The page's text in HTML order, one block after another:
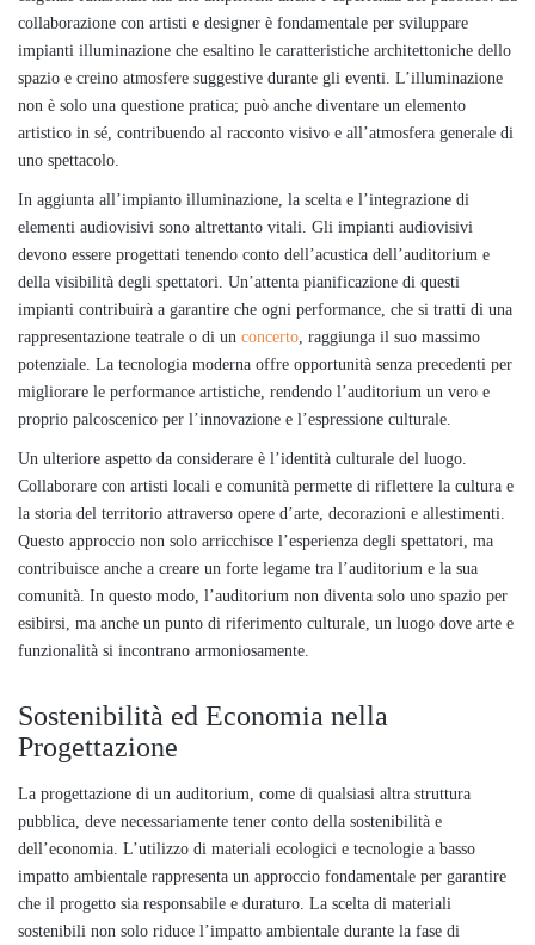
collaborazione con artisti e designer è fondamentale per sviluppare
impianti illuminazione che esaltino le caratteristiche architettoniche dello
spazio e creino atmosfere suggestive durante gli eventi. L’illuminazione
non è solo una questione pratica; può anche diventare un elemento
artistico in sé, contribuendo al racconto visivo e all’atmosfera generale di
uno spettacolo.
In aggiunta all’impianto illuminazione, la scelta e l’integrazione di
elementi audiovisivi sono altrettanto vitali. Gli impianti audiovisivi
devono essere progettati tenendo conto dell’acustica dell’auditorium e
della visibilità degli spettatori. Un’attenta pianificazione di questi
impianti contribuirà a garantire che ogni performance, che si tratti di una
rappresentazione teatrale o di un concerto, raggiunga il suo massimo
potenziale. La tecnologia moderna offre opportunità senza precedenti per
migliorare le performance artistiche, rendendo l’auditorium un vero e
proprio palcoscenico per l’innovazione e l’espressione culturale.
Un ulteriore aspetto da considerare è l’identità culturale del luogo.
Collaborare con artisti locali e comunità permette di riflettere la cultura e
la storia del territorio attraverso opere d’arte, decorazioni e allestimenti.
Questo approccio non solo arricchisce l’esperienza degli spettatori, ma
contribuisce anche a creare un forte legame tra l’auditorium e la sua
comunità. In questo modo, l’auditorium non diventa solo uno spazio per
esibirsi, ma anche un punto di riferimento culturale, un luogo dove arte e
funzionalità si incontrano armoniosamente.
Sostenibilità ed Economia nella
Progettazione
La progettazione di un auditorium, come di qualsiasi altra struttura
pubblica, deve necessariamente tener conto della sostenibilità e
dell’economia. L’utilizzo di materiali ecologici e tecnologie a basso
impatto ambientale rappresenta un approccio fondamentale per garantire
che il progetto sia responsabile e duraturo. La scelta di materiali
sostenibili non solo riduce l’impatto ambientale durante la fase di